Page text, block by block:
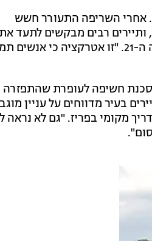
אלף אנשים ביום ממוצע. אחרי השריפה התעורר חשש
רבים מבקשים לתעד את
עצמם על רקע המקום שבו התרחש אחד האירועים המכוננים של המאה ה-21. "זו אטרקציה כי
סכנת חשיפה לעופרת
בעיר מדווחים על עניין
מקומי בפריז. "גם לא נראה